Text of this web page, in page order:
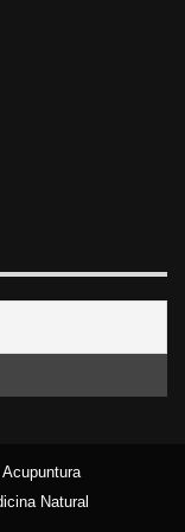
Acupuntura
Natural